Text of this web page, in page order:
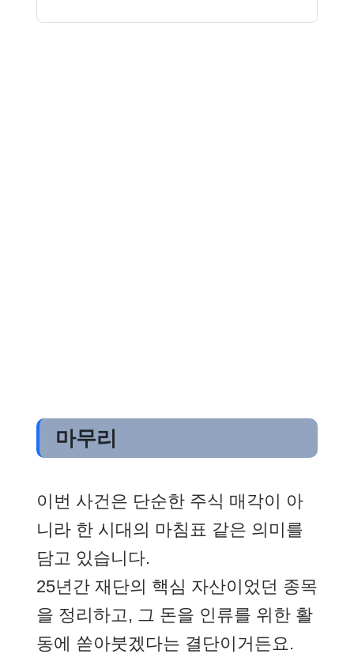
마무리
이번 사건은 단순한 주식 매각이 아
니라 한 시대의 마침표 같은 의미를
담고 있습니다.
25년간 재단의 핵심 자산이었던 종목
을 정리하고, 그 돈을 인류를 위한 활
동에 쏟아붓겠다는 결단이거든요.